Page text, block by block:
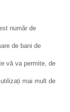
număr de
de bani de
vă va permite, de
mai mult de